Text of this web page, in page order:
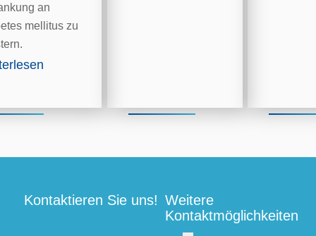
an
mellitus zu
Kontaktieren Sie uns! Weitere
Kontaktmöglichkeiten